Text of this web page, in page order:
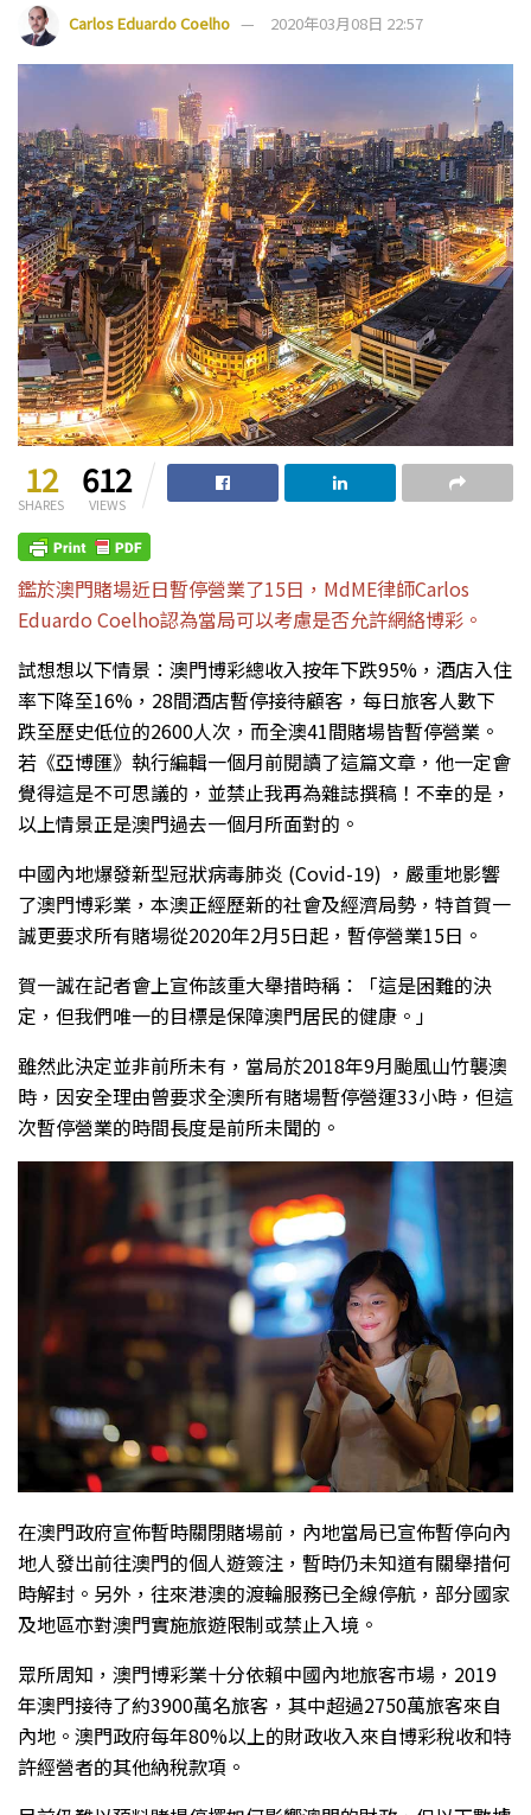
Carlos Eduardo Coelho 2020年03月08日 22:57
12
SHARES
612
VIEWS
鑑於澳門賭場近日暫停營業了15日，MdME律師Carlos
Eduardo Coelho認為當局可以考慮是否允許網絡博彩。
試想想以下情景：澳門博彩總收入按年下跌95%，酒店入住
率下降至16%，28間酒店暫停接待顧客，每日旅客人數下
跌至歷史低位的2600人次，而全澳41間賭場皆暫停營業。
若《亞博匯》執行編輯一個月前閱讀了這篇文章，他一定會
覺得這是不可思議的，並禁止我再為雜誌撰稿！不幸的是，
以上情景正是澳門過去一個月所面對的。
中國內地爆發新型冠狀病毒肺炎 (Covid-19) ，嚴重地影響
了澳門博彩業，本澳正經歷新的社會及經濟局勢，特首賀一
誠更要求所有賭場從2020年2月5日起，暫停營業15日。
賀一誠在記者會上宣佈該重大舉措時稱：「這是困難的決
定，但我們唯一的目標是保障澳門居民的健康。」
雖然此決定並非前所未有，當局於2018年9月颱風山竹襲澳
時，因安全理由曾要求全澳所有賭場暫停營運33小時，但這
次暫停營業的時間長度是前所未聞的。
在澳門政府宣佈暫時關閉賭場前，內地當局已宣佈暫停向內
地人發出前往澳門的個人遊簽注，暫時仍未知道有關舉措何
時解封。另外，往來港澳的渡輪服務已全線停航，部分國家
及地區亦對澳門實施旅遊限制或禁止入境。
眾所周知，澳門博彩業十分依賴中國內地旅客市場，2019
年澳門接待了約3900萬名旅客，其中超過2750萬旅客來自
內地。澳門政府每年80%以上的財政收入來自博彩稅收和特
許經營者的其他納稅款項。